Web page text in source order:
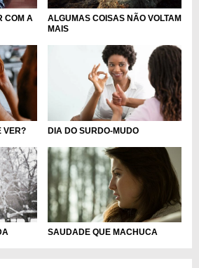
COM A
ALGUMAS COISAS NÃO VOLTAM
MAIS
VER? DIA DO SURDO-MUDO
SAUDADE QUE MACHUCA